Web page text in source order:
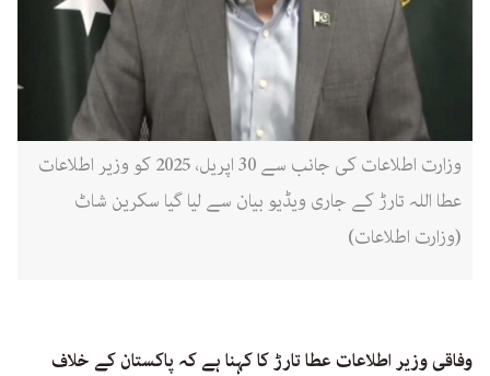
وزارت اطلاعات کی جانب سے 30 اپریل، 2025 کو وزیر اطلاعات
عطا اللہ تارڑ کے جاری ویڈیو بیان سے لیا گیا سکرین شاٹ
(وزارت اطلاعات)
وفاقی وزیر اطلاعات عطا تارڑ کا کہنا ہے کہ پاکستان کے خلاف